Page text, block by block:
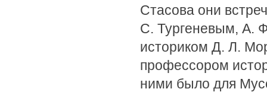
Стасова они
С. Тургеневым, A.
историком Д. Л.
профессором
ними было для